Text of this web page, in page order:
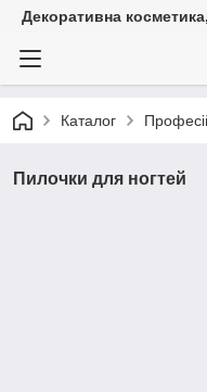
Декоративна
Каталог
Пилочки для ногтей